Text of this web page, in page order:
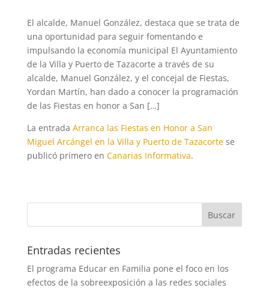
El alcalde, Manuel González, destaca que se trata de
una oportunidad para seguir fomentando e
impulsando la economía municipal El Ayuntamiento
de la Villa y Puerto de Tazacorte a través de su
alcalde, Manuel González, y el concejal de Fiestas,
Yordan Martín, han dado a conocer la programación
de las Fiestas en honor a San […]
La entrada Arranca las Fiestas en Honor a San
Miguel Arcángel en la Villa y Puerto de Tazacortese
publicó primero en Canarias Informativa.
Entradas recientes
El programa Educar en Familia pone el foco en los
efectos de la sobreexposición a las redes sociales